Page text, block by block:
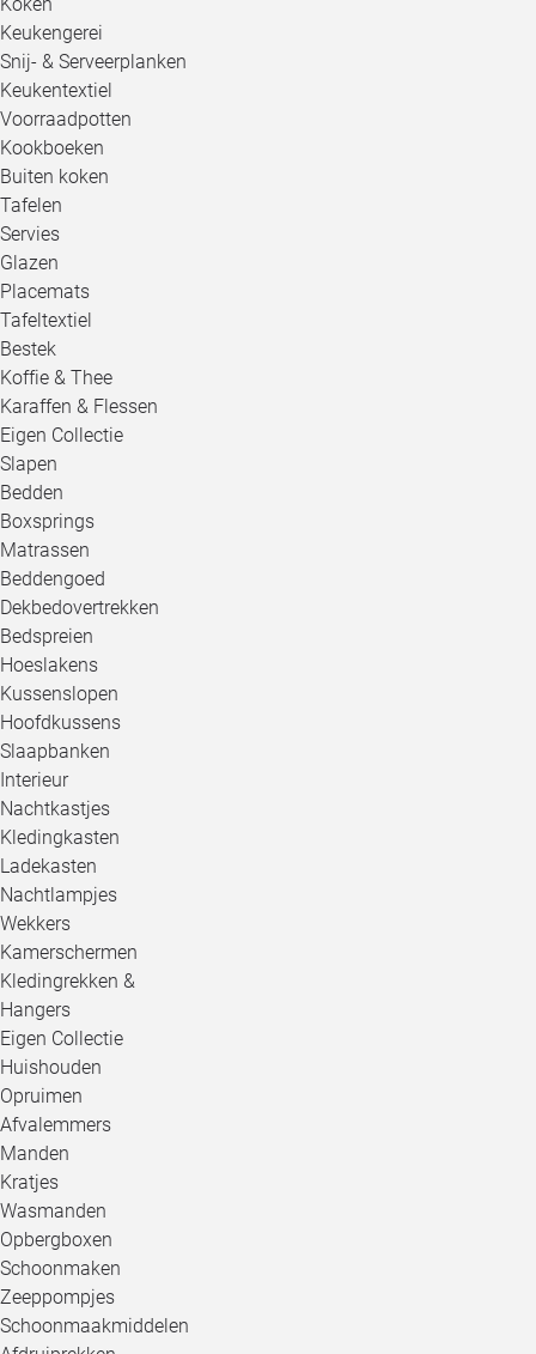
Keukengerei
Snij- & Serveerplanken
Keukentextiel
Voorraadpotten
Kookboeken
Buiten koken
Tafelen
Servies
Glazen
Placemats
Tafeltextiel
Bestek
Koffie & Thee
Karaffen & Flessen
Eigen Collectie
Slapen
Bedden
Boxsprings
Matrassen
Beddengoed
Dekbedovertrekken
Bedspreien
Hoeslakens
Kussenslopen
Hoofdkussens
Slaapbanken
Interieur
Nachtkastjes
Kledingkasten
Ladekasten
Nachtlampjes
Wekkers
Kamerschermen
Kledingrekken &
Hangers
Eigen Collectie
Huishouden
Opruimen
Afvalemmers
Manden
Kratjes
Wasmanden
Opbergboxen
Schoonmaken
Zeeppompjes
Schoonmaakmiddelen